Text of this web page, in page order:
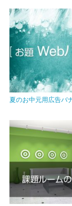
夏のお中元用広告バ